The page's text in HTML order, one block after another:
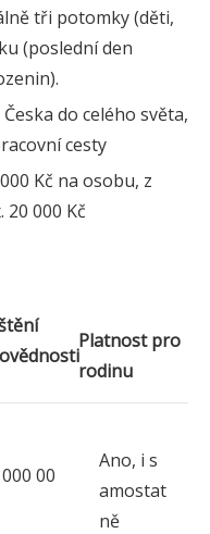
tři potomky (děti,
(poslední den
do celého světa,
cesty
Kč na osobu, z
000 Kč
Platnost pro
rodinu
00
Ano, i s
amostat
ně